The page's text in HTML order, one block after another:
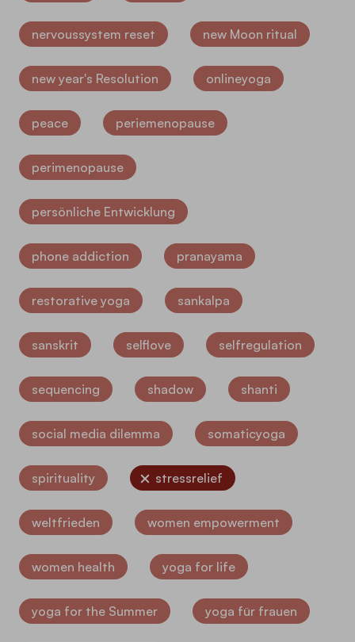
nervoussystem reset new Moon ritual
new year's Resolution onlineyoga
peace periemenopause
perimenopause
persönliche Entwicklung
phone addiction pranayama
restorative yoga sankalpa
sanskrit selflove selfregulation
sequencing shadow shanti
social media dilemma somaticyoga
spirituality stressrelief
weltfrieden women empowerment
women health yoga for life
yoga for the Summer yoga für frauen